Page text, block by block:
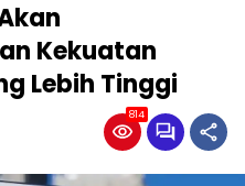
Kekuatan
Lebih Tinggi
814